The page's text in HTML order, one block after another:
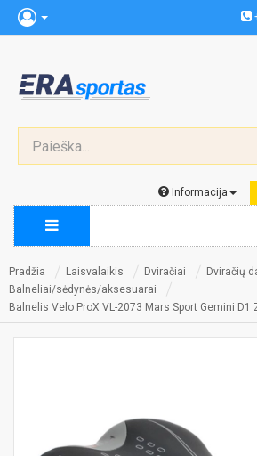
Informacija
Pradžia Laisvalaikis Dviračiai
Dviračių
Balneliai/sėdynės/aksesuarai
Balnelis Velo ProX VL-2073 Mars Sport Gemini D1